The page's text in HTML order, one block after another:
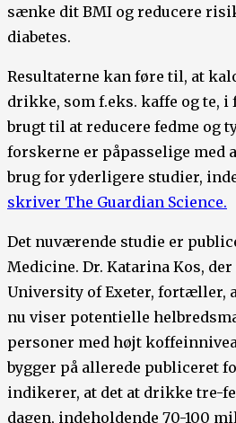
sænke dit BMI og reducere
diabetes.
Resultaterne kan føre til, at
drikke, som f.eks. kaffe og te,
brugt til at reducere fedme og
forskerne er påpasselige med
brug for yderligere studier,
skriver The Guardian Science.
Det nuværende studie er
Medicine. Dr. Katarina Kos,
University of Exeter, fortæller,
nu viser potentielle
personer med højt
bygger på allerede publiceret
indikerer, at det at drikke tre-
dagen, indeholdende 70-100